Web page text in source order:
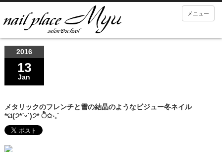
メニュー
2016
13
Jan
メタリックのフレンチと雪の結晶のようなビジュー冬ネイル
*ଘ(੭*ˊᵕˋ)੭* ੈ✩‧₊˚